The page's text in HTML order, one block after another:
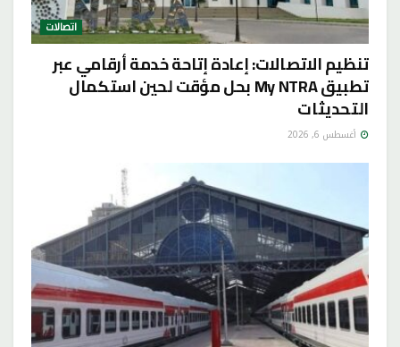
اتصالات
تنظيم الاتصالات: إعادة إتاحة خدمة أرقامي عبر
تطبيق My NTRA بحل مؤقت لحين استكمال
التحديثات
أغسطس 6, 2026